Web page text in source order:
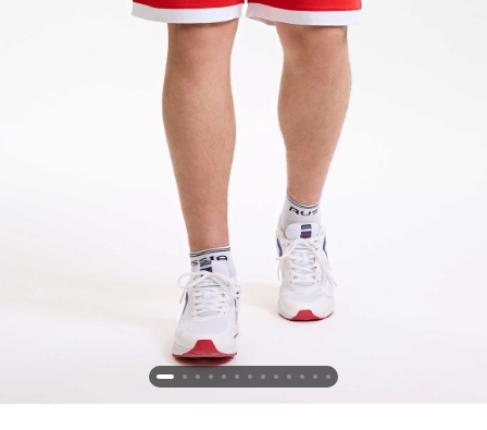
Республика Башкортостан (3)